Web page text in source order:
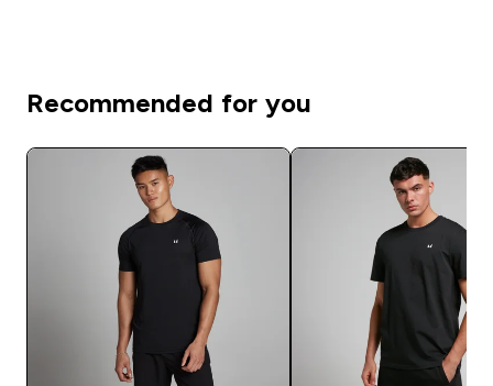
Recommended for you